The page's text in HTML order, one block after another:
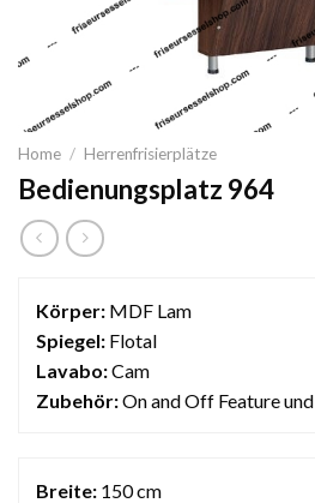
Home / Herrenfrisierplätze
Bedienungsplatz 964
Körper: MDF Lam
Spiegel: Flotal
Lavabo:Cam
Zubehör:On and Off Feature
Breite: 150 cm